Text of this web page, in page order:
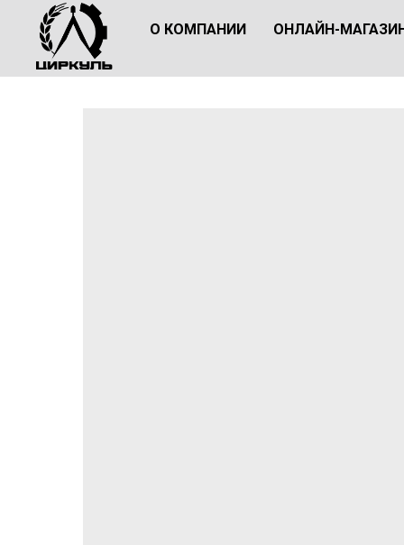
О КОМПАНИИ ОНЛАЙН-